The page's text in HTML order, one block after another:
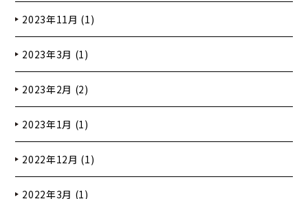
2023年11月 (1)
2023年3月 (1)
2023年2月 (2)
2023年1月 (1)
2022年12月 (1)
2022年3月 (1)